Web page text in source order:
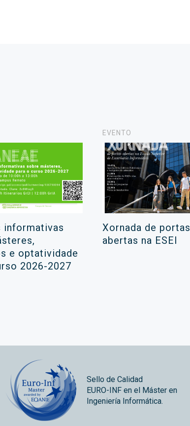
informativas
e optatividade
2026-2027
EVENTO
Xornada de portas
abertas na ESEI
Sello de Calidad
EURO-INF en el Máster en
Ingeniería Informática.